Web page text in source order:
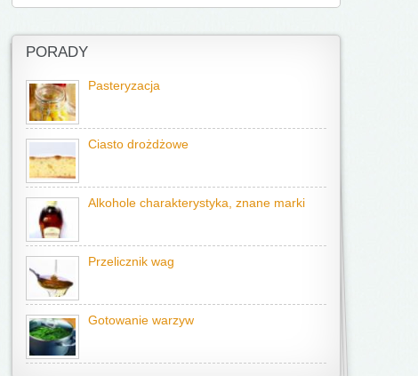
PORADY
Pasteryzacja
Ciasto drożdżowe
Alkohole charakterystyka, znane marki
Przelicznik wag
Gotowanie warzyw